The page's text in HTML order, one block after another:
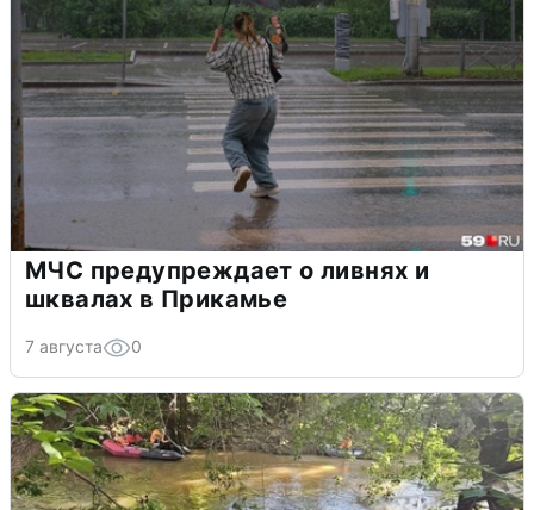
МЧС предупреждает о ливнях и
шквалах в Прикамье
7 августа 0